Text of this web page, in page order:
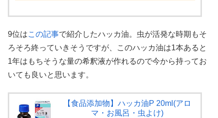
9位はこの記事で紹介したハッカ油。虫が活発な時期もそ
ろそろ終っていきそうですが、このハッカ油は1本あると
1年はもちそうな量の希釈液が作れるので今から持ってお
いても良いと思います。
【食品添加物】ハッカ油P 20ml(アロ
マ・お風呂・虫よけ)